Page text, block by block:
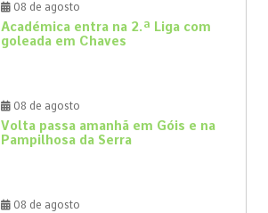
08 de agosto
Académica entra na 2.ª Liga com
goleada em Chaves
08 de agosto
Volta passa amanhã em Góis e na
Pampilhosa da Serra
08 de agosto